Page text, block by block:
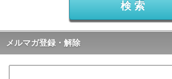
メルマガ登録・解除